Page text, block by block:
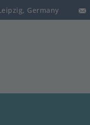
Germany